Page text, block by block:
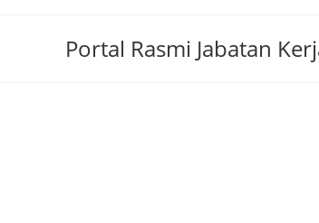
Portal Rasmi Jabatan